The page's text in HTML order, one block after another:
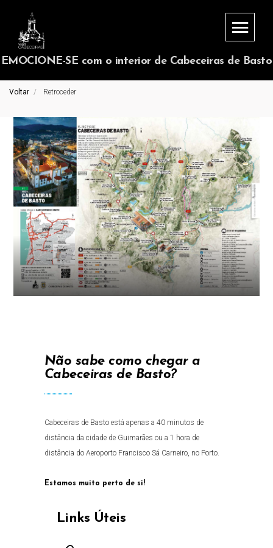
EMOCIONE-SE com o interior de Cabeceiras de Basto
Voltar Retroceder
Não sabe como chegar a
Cabeceiras de Basto?
Cabeceiras de Basto está apenas a 40 minutos de
distância da cidade de Guimarães ou a 1 hora de
distância do Aeroporto Francisco Sá Carneiro, no Porto.
Estamos muito perto de si!
Links Úteis